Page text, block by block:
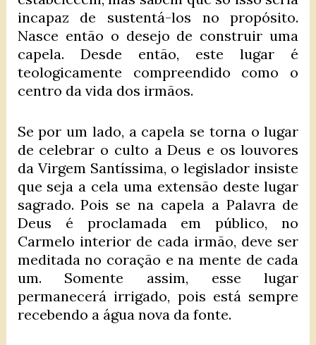
incapaz de sustentá-los no propósito.
Nasce então o desejo de construir uma
capela. Desde então, este lugar é
teologicamente compreendido como o
centro da vida dos irmãos.
Se por um lado, a capela se torna o lugar
de celebrar o culto a Deus e os louvores
da Virgem Santíssima, o legislador insiste
que seja a cela uma extensão deste lugar
sagrado. Pois se na capela a Palavra de
Deus é proclamada em público, no
Carmelo interior de cada irmão, deve ser
meditada no coração e na mente de cada
um. Somente assim, esse lugar
permanecerá irrigado, pois está sempre
recebendo a água nova da fonte.